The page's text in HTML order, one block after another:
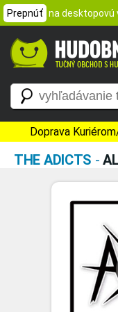
Prepnúť na desktopovú
Doprava
THE ADICTS -